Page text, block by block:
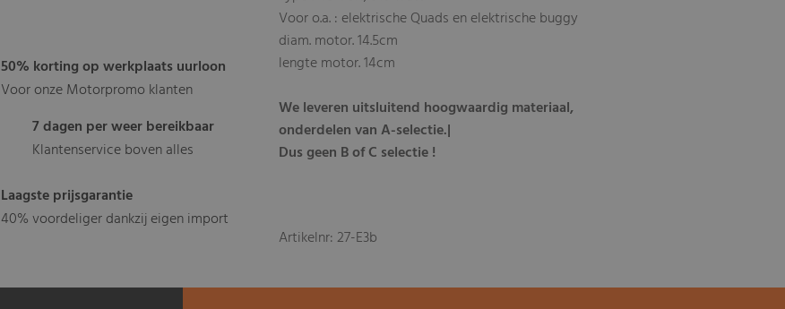
50% korting op werkplaats uurloon
Voor onze Motorpromo klanten
7 dagen per weer bereikbaar
Klantenservice boven alles
Laagste prijsgarantie
40% voordeliger dankzij eigen import
Voor o.a. : elektrische Quads en elektrische buggy
diam. motor. 14.5cm
lengte motor. 14cm
We leveren uitsluitend hoogwaardig materiaal,
onderdelen van A-selectie.|
Dus geen B of C selectie !
Artikelnr: 27-E3b